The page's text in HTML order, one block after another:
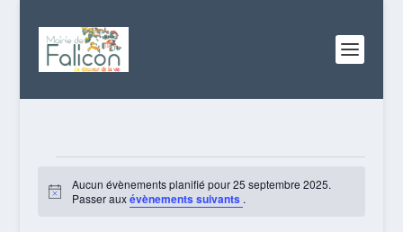
ÉVÈNEMENTS
FOR
Notice
Aucun évènements planifié pour 25 septembre 2025.
Passer auxévènements suivants .